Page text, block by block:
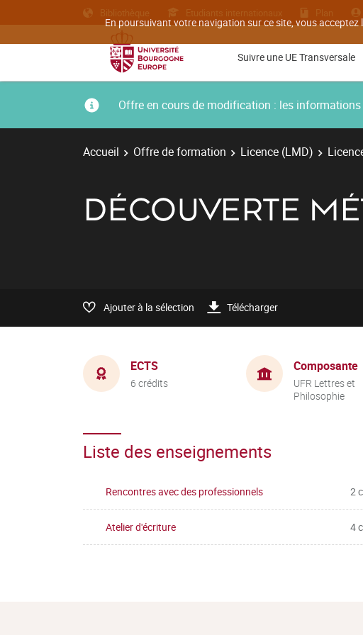
En poursuivant votre navigation sur ce site, vous
Bibliothèque Etudiants internationaux Plan
Suivre une UE Transversale
Offre en cours de modification : les
Accueil Offre de formation Licence (LMD)
DÉCOUVERTE
Ajouter à la sélection Télécharger
ECTS
6 crédits
Composante
UFR Lettres et
Philosophie
Liste des enseignements
Rencontres avec des professionnels 2
Atelier d'écriture 4